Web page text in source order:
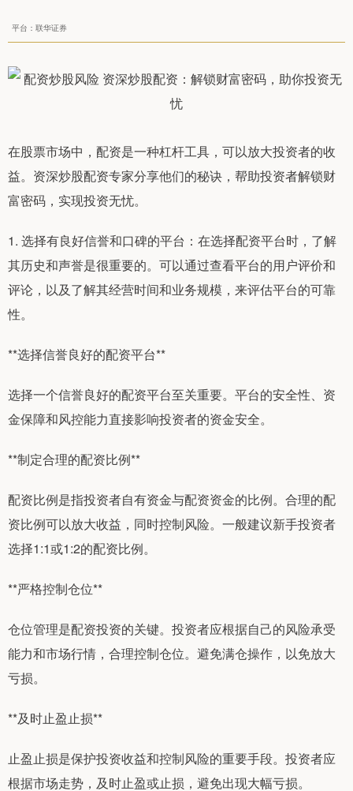
平台：联华证券
在股票市场中，配资是一种杠杆工具，可以放大投资者的收
益。资深炒股配资专家分享他们的秘诀，帮助投资者解锁财
富密码，实现投资无忧。
1. 选择有良好信誉和口碑的平台：在选择配资平台时，了解
其历史和声誉是很重要的。可以通过查看平台的用户评价和
评论，以及了解其经营时间和业务规模，来评估平台的可靠
性。
**选择信誉良好的配资平台**
选择一个信誉良好的配资平台至关重要。平台的安全性、资
金保障和风控能力直接影响投资者的资金安全。
**制定合理的配资比例**
配资比例是指投资者自有资金与配资资金的比例。合理的配
资比例可以放大收益，同时控制风险。一般建议新手投资者
选择1:1或1:2的配资比例。
**严格控制仓位**
仓位管理是配资投资的关键。投资者应根据自己的风险承受
能力和市场行情，合理控制仓位。避免满仓操作，以免放大
亏损。
**及时止盈止损**
止盈止损是保护投资收益和控制风险的重要手段。投资者应
根据市场走势，及时止盈或止损，避免出现大幅亏损。